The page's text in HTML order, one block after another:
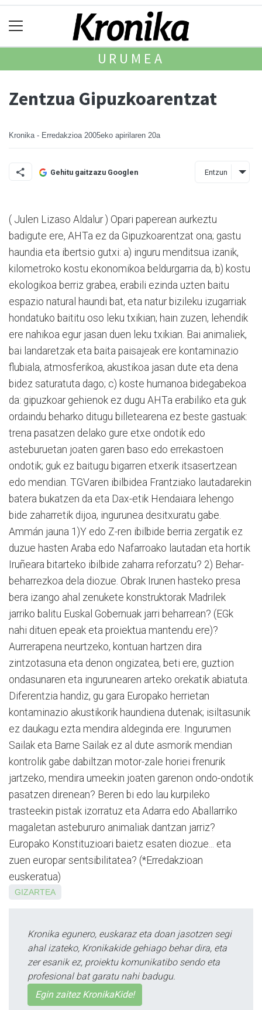
URUMEA
Zentzua Gipuzkoarentzat
Kronika - Erredakzioa 2005eko apirilaren 20a
Gehitu gaitzazu Googlen Entzun
( Julen Lizaso Aldalur ) Opari paperean aurkeztu
badigute ere, AHTa ez da Gipuzkoarentzat ona; gastu
haundia eta ibertsio gutxi: a) inguru menditsua izanik,
kilometroko kostu ekonomikoa beldurgarria da, b) kostu
ekologikoa berriz grabea, erabili ezinda uzten baitu
espazio natural haundi bat, eta natur bizileku izugarriak
hondatuko baititu oso leku txikian; hain zuzen, lehendik
ere nahikoa egur jasan duen leku txikian. Bai animaliek,
bai landaretzak eta baita paisajeak ere kontaminazio
flubiala, atmosferikoa, akustikoa jasan dute eta dena
bidez saturatuta dago; c) koste humanoa bidegabekoa
da: gipuzkoar gehienok ez dugu AHTa erabiliko eta guk
ordaindu beharko ditugu billetearena ez beste gastuak:
trena pasatzen delako gure etxe ondotik edo
asteburuetan joaten garen baso edo errekastoen
ondotik; guk ez baitugu bigarren etxerik itsasertzean
edo mendian. TGVaren ibilbidea Frantziako lautadarekin
batera bukatzen da eta Dax-etik Hendaiara lehengo
bide zaharretik dijoa, ingurunea desitxuratu gabe.
Ammán jauna 1)Y edo Z-ren ibilbide berria zergatik ez
duzue hasten Araba edo Nafarroako lautadan eta hortik
Iruñeara bitarteko ibilbide zaharra reforzatu? 2) Behar-
beharrezkoa dela diozue. Obrak Irunen hasteko presa
bera izango ahal zenukete konstruktorak Madrilek
jarriko balitu Euskal Gobernuak jarri beharrean? (EGk
nahi dituen epeak eta proiektua mantendu ere)?
Aurrerapena neurtzeko, kontuan hartzen dira
zintzotasuna eta denon ongizatea, beti ere, guztion
ondasunaren eta ingurunearen arteko orekatik abiatuta.
Diferentzia handiz, gu gara Europako herrietan
kontaminazio akustikorik haundiena dutenak; isiltasunik
ez daukagu ezta mendira aldeginda ere. Ingurumen
Sailak eta Barne Sailak ez al dute asmorik mendian
kontrolik gabe dabiltzan motor-zale horiei frenurik
jartzeko, mendira umeekin joaten garenon ondo-ondotik
pasatzen direnean? Beren bi edo lau kurpileko
trasteekin pistak izorratuz eta Adarra edo Aballarriko
magaletan astebururo animaliak dantzan jarriz?
Europako Konstituzioari baietz esaten diozue... eta
zuen europar sentsibilitatea? (*Erredakzioan
euskeratua)
GIZARTEA
Kronika egunero, euskaraz eta doan jasotzen segi
ahal izateko, Kronikakide gehiago behar dira, eta
zer esanik ez, proiektu komunikatibo sendo eta
profesional bat garatu nahi badugu.
Egin zaitez KronikaKide!